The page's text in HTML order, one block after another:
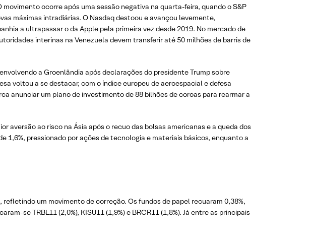
ocorre após uma sessão negativa na quarta-feira, quando o S&P
máximas intradiárias. O Nasdaq destoou e avançou levemente,
a ultrapassar o da Apple pela primeira vez desde 2019. No mercado de
interinas na Venezuela devem transferir até 50 milhões de barris de
a Groenlândia após declarações do presidente Trump sobre
voltou a se destacar, com o índice europeu de aeroespacial e defesa
anunciar um plano de investimento de 88 bilhões de coroas para rearmar a
aversão ao risco na Ásia após o recuo das bolsas americanas e a queda dos
1,6%, pressionado por ações de tecnologia e materiais básicos, enquanto a
um movimento de correção. Os fundos de papel recuaram 0,38%,
se TRBL11 (2,0%), KISU11 (1,9%) e BRCR11 (1,8%). Já entre as principais